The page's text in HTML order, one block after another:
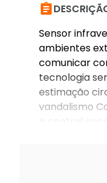

Sensor
ambientes
comunicar
tecnologia
estimação
vandalismo
a central